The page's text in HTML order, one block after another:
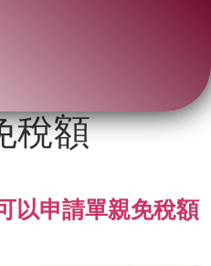
稅額
以申請單親免稅額